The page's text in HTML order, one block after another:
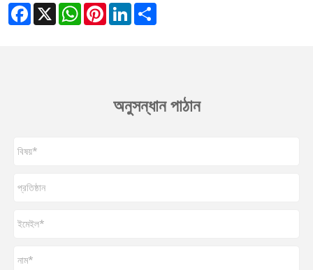
Facebook
X WhatsAppPinterestLinkedIn
অনুসন্ধান পাঠান